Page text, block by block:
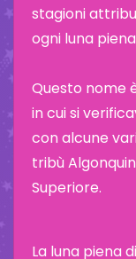
stagioni
ogni luna
Questo nome
in cui si
con alcune
tribù
Superiore.
La luna piena